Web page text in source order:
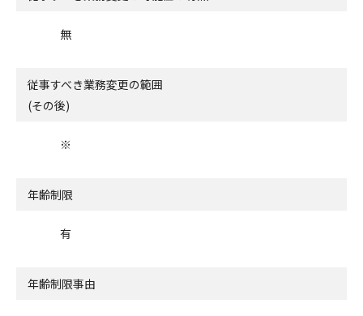
無
従事すべき業務変更の範囲
(その後)
※
年齢制限
有
年齢制限事由